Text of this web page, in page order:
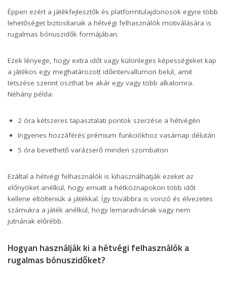
Éppen ezért a játékfejlesztők és platformtulajdonosok egyre több
lehetőséget biztosítanak a hétvégi felhasználók motiválására is
rugalmas bónuszidők formájában.
Ezek lényege, hogy extra időt vagy különleges képességeket kap
a játékos egy meghatározott időintervallumon belül, amit
tetszése szerint oszthat be akár egy vagy több alkalomra.
Néhány példa:
2 óra kétszeres tapasztalati pontok szerzése a hétvégén
Ingyenes hozzáférés prémium funkciókhoz vasárnap délután
5 óra bevethető varázserő minden szombaton
Ezáltal a hétvégi felhasználók is kihasználhatják ezeket az
előnyöket anélkül, hogy emiatt a hétköznapokon több időt
kellene eltölteniük a játékkal. Így továbbra is vonzó és élvezetes
számukra a játék anélkül, hogy lemaradnának vagy nem
jutnának előrébb.
Hogyan használják ki a hétvégi felhasználók a
rugalmas bónuszidőket?